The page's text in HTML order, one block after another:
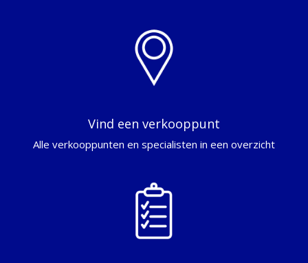
Vind een verkooppunt
Alle verkooppunten en specialisten in een overzicht